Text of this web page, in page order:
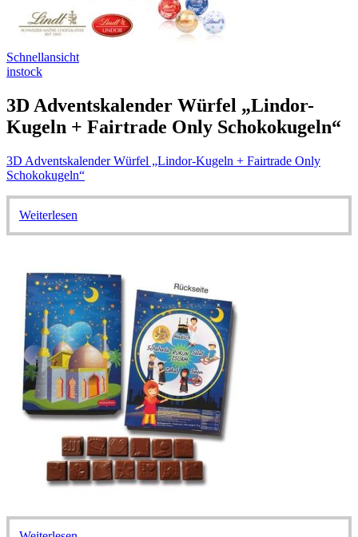
Schnellansicht
instock
3D Adventskalender Würfel „Lindor-
Kugeln + Fairtrade Only Schokokugeln“
3D Adventskalender Würfel „Lindor-Kugeln + Fairtrade Only
Schokokugeln“
Weiterlesen